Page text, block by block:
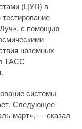
(ЦУП) в
с помощью
наземных
ТАСС
системы
Следующее
март», — сказал